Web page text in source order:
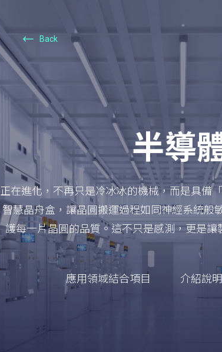
Back
半導
在進化，不再只是冷冰冰的機械，而是具備
慧晶舟盒，讓晶圓搬運過程如同神經系統般
護每一片晶圓的品質。這不只是感測，更是
應用領域結合項目 介紹說明